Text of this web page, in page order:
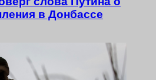
в Донбассе